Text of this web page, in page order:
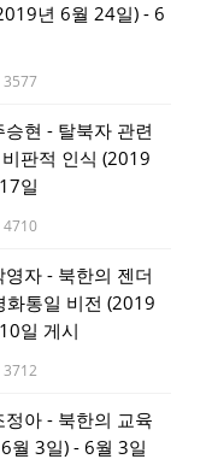
년 6월 24일) - 6
3577
현 - 탈북자 관련
판적 인식 (2019
일
4710
자 - 북한의 젠더
화통일 비전 (2019
일 게시
3712
아 - 북한의 교육
월 3일) - 6월 3일